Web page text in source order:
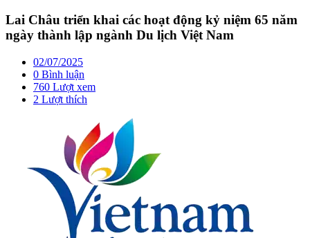
Lai Châu triển khai các hoạt động kỷ niệm 65 năm
ngày thành lập ngành Du lịch Việt Nam
02/07/2025
0 Bình luận
760 Lượt xem
2 Lượt thích